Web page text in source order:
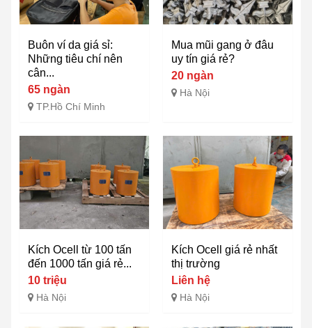
Buôn ví da giá sỉ:
Những tiêu chí nên
cân...
65 ngàn
TP.Hồ Chí Minh
Mua mũi gang ở đâu
uy tín giá rẻ?
20 ngàn
Hà Nội
Kích Ocell từ 100 tấn
đến 1000 tấn giá rẻ...
10 triệu
Hà Nội
Kích Ocell giá rẻ nhất
thị trường
Liên hệ
Hà Nội